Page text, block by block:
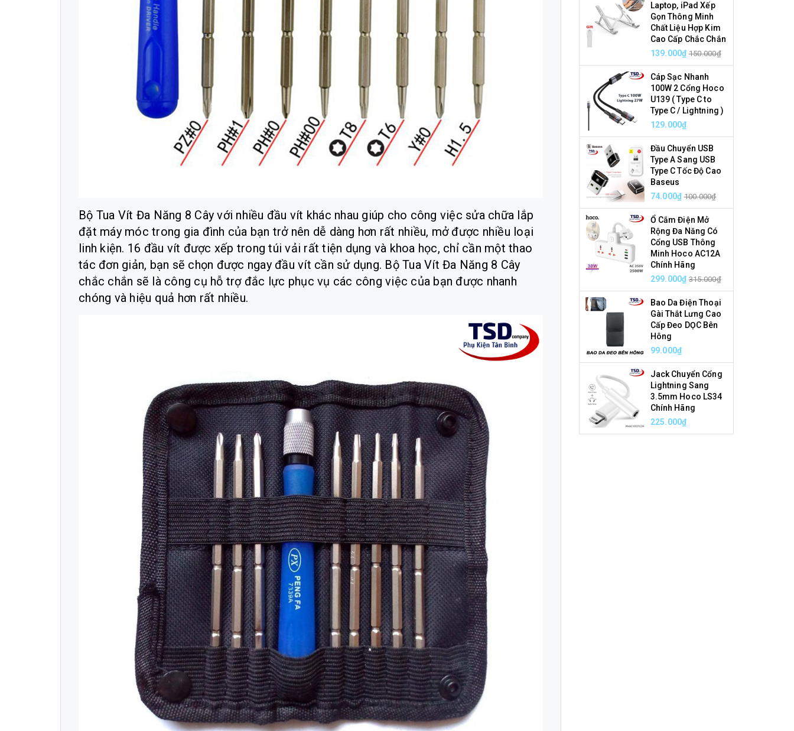
Bộ Tua Vít Đa Năng 8 Cây với nhiều đầu vít khác nhau giúp cho công việc sửa chữa lắp
đặt máy móc trong gia đình của bạn trở nên dễ dàng hơn rất nhiều, mở được nhiều loại
linh kiện. 16 đầu vít được xếp trong túi vải rất tiện dụng và khoa học, chỉ cần một thao
tác đơn giản, bạn sẽ chọn được ngay đầu vít cần sử dụng. Bộ Tua Vít Đa Năng 8 Cây
chắc chắn sẽ là công cụ hỗ trợ đắc lực phục vụ các công việc của bạn được nhanh
chóng và hiệu quả hơn rất nhiều.
Laptop, iPad Xếp
Gọn Thông Minh
Chất Liệu Hợp Kim
Cao Cấp Chắc Chắn
139.000₫ 150.000₫
Cáp Sạc Nhanh
100W 2 Cổng Hoco
U139 ( Type C to
Type C / Lightning )
129.000₫
Đầu Chuyển USB
Type A Sang USB
Type C Tốc Độ Cao
Baseus
74.000₫ 100.000₫
Ổ Cắm Điện Mở
Rộng Đa Năng Có
Cổng USB Thông
Minh Hoco AC12A
Chính Hãng
299.000₫ 315.000₫
Bao Da Điện Thoại
Gài Thắt Lưng Cao
Cấp Đeo DỌC Bên
Hông
99.000₫
Jack Chuyển Cổng
Lightning Sang
3.5mm Hoco LS34
Chính Hãng
225.000₫